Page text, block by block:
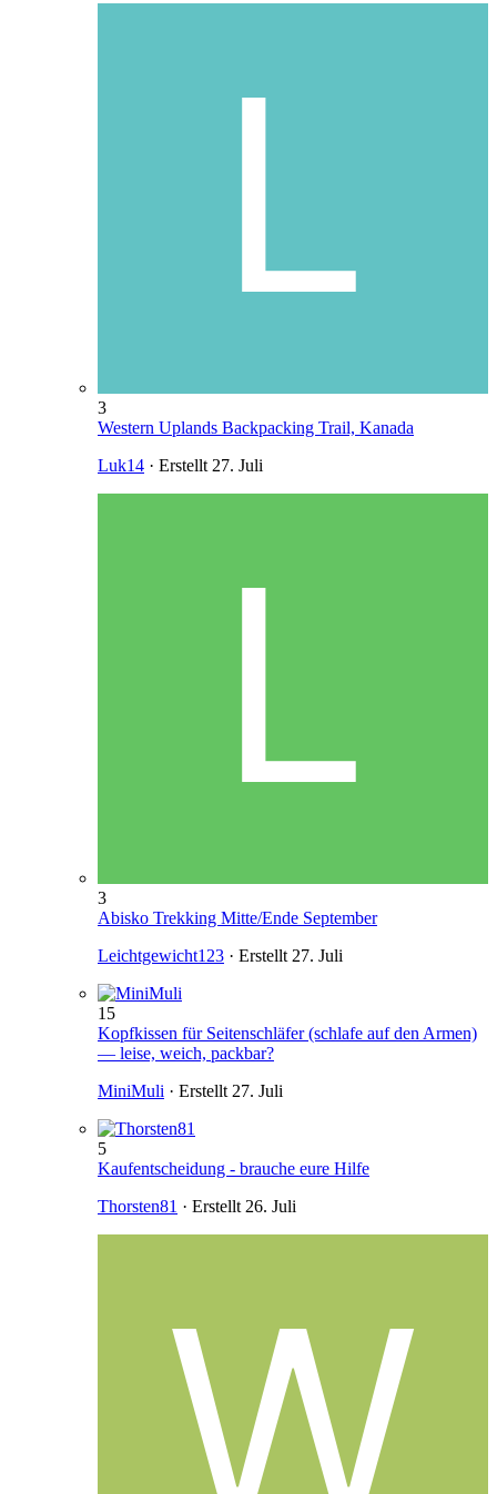
3
Western Uplands Backpacking Trail, Kanada
Luk14 · Erstellt 27. Juli
3
Abisko Trekking Mitte/Ende September
Leichtgewicht123 · Erstellt 27. Juli
15
Kopfkissen für Seitenschläfer (schlafe auf den Armen)
— leise, weich, packbar?
MiniMuli · Erstellt 27. Juli
5
Kaufentscheidung - brauche eure Hilfe
Thorsten81 · Erstellt 26. Juli